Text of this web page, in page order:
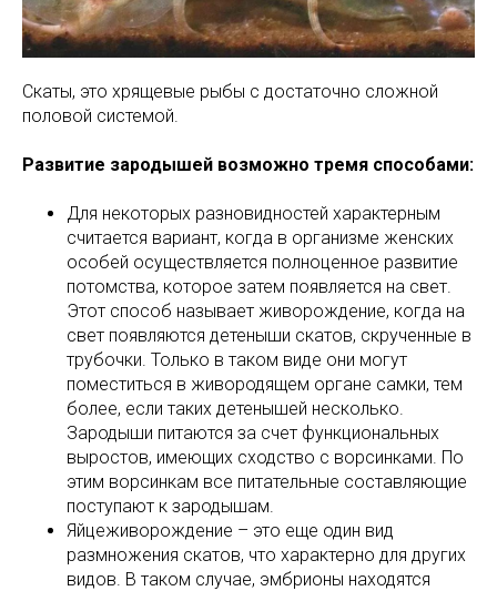
Скаты, это хрящевые рыбы с достаточно сложной
половой системой.
Развитие зародышей возможно тремя способами:
Для некоторых разновидностей характерным
считается вариант, когда в организме женских
особей осуществляется полноценное развитие
потомства, которое затем появляется на свет.
Этот способ называет живорождение, когда на
свет появляются детеныши скатов, скрученные в
трубочки. Только в таком виде они могут
поместиться в живородящем органе самки, тем
более, если таких детенышей несколько.
Зародыши питаются за счет функциональных
выростов, имеющих сходство с ворсинками. По
этим ворсинкам все питательные составляющие
поступают к зародышам.
Яйцеживорождение – это еще один вид
размножения скатов, что характерно для других
видов. В таком случае, эмбрионы находятся